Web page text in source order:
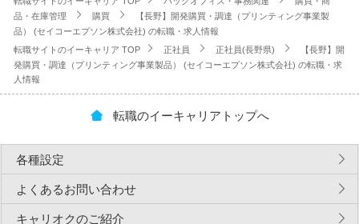
品・在庫管理
購買
【長野】開発購買・調達（プリンティング事業製
品） (セイコーエプソン株式会社) の転職・求人情報
転職サイトのイーキャリア TOP
正社員 正社員(長野県)
【長野】開
発購買・調達（プリンティング事業製品） (セイコーエプソン株式会社) の転職・求
人情報
転職のイーキャリアトップへ
各種設定
よくあるお問い合わせ
キャリオクのご紹介